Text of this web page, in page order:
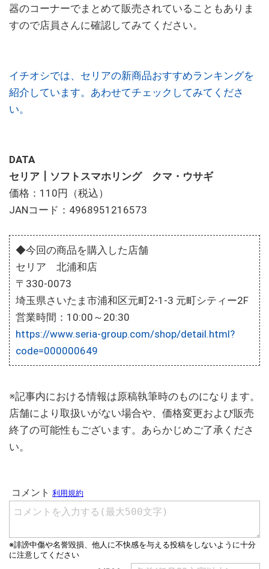
器のコーナーでまとめて販売されていることもありま
すので店員さんに確認してみてください。
イチオシでは、セリアの新商品おすすめランキングを
紹介しています。あわせてチェックしてみてくださ
い。
DATA
セリア┃ソフトスマホリング クマ・ウサギ
価格：110円（税込）
JANコード：4968951216573
◆今回の商品を購入した店舗
セリア 北浦和店
〒330-0073
埼玉県さいたま市浦和区元町2-1-3 元町シティー2F
営業時間：10:00～20:30
https://www.seria-group.com/shop/detail.html?
code=000000649
※記事内における情報は原稿執筆時のものになります。
店舗により取扱いがない場合や、価格変更および販売
終了の可能性もございます。あらかじめご了承くださ
い。